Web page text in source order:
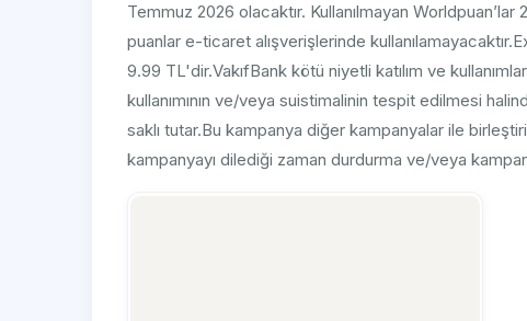
Temmuz 2026 olacaktır. Kullanılmayan
puanlar e-ticaret alışverişlerinde
9.99 TL'dir.VakıfBank kötü niyetli katılım ve
kullanımının ve/veya suistimalinin tespit edilmesi
saklı tutar.Bu kampanya diğer kampanyalar ile
kampanyayı dilediği zaman durdurma ve/veya